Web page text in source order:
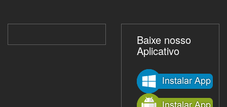
Baixe nosso
Aplicativo